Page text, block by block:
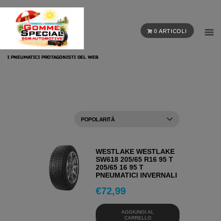
0 ARTICOLI
I PNEUMATICI PROTAGONISTI DEL WEB
WESTLAKE WESTLAKE
SW618 205/65 R16 95 T
205/65 16 95 T
PNEUMATICI INVERNALI
€72,99
AGGIUNGI AL
CARRELLO